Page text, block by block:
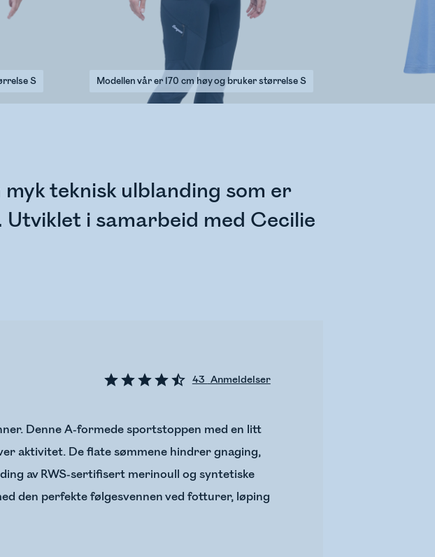
S Modellen vår er 170 cm høy og bruker størrelse S
teknisk ulblanding som er
i samarbeid med Cecilie
43 Anmeldelser
Denne A-formede sportstoppen med en litt
aktivitet. De flate sømmene hindrer gnaging,
av RWS-sertifisert merinoull og syntetiske
den perfekte følgesvennen ved fotturer, løping